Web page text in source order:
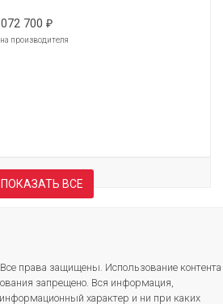
700 ₽
производителя
ПОКАЗАТЬ ВСЕ
права защищены. Использование контента
запрещено. Вся информация,
характер и ни при каких